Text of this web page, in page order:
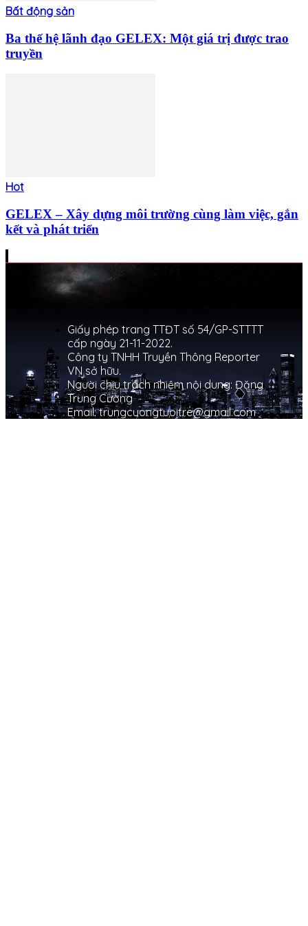
Bất động sản
Ba thế hệ lãnh đạo GELEX: Một giá trị được trao
truyền
Hot
GELEX – Xây dựng môi trường cùng làm việc, gắn
kết và phát triển
Giấy phép trang TTĐT số 54/GP-STTTT
cấp ngày 21-11-2022.
Công ty TNHH Truyền Thông Reporter
VN sở hữu.
Người chịu trách nhiệm nội dung: Đặng
Trung Cường
Email: trungcuongtuoitre@gmail.com